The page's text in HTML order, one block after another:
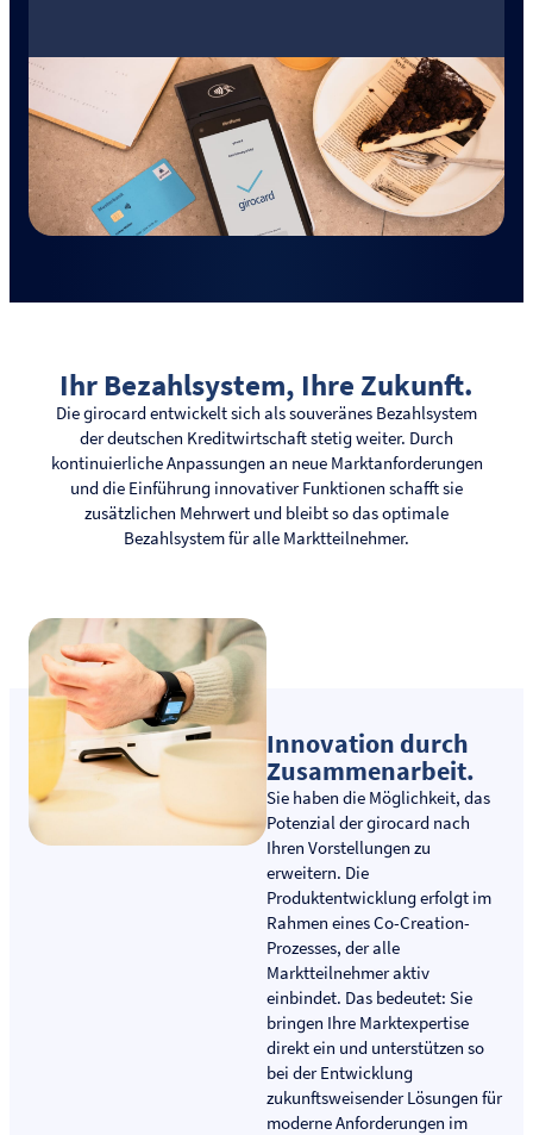
Ihr Bezahlsystem, Ihre Zukunft.
Die girocard entwickelt sich als souveränes Bezahlsystem
der deutschen Kreditwirtschaft stetig weiter. Durch
kontinuierliche Anpassungen an neue Marktanforderungen
und die Einführung innovativer Funktionen schafft sie
zusätzlichen Mehrwert und bleibt so das optimale
Bezahlsystem für alle Marktteilnehmer.
Innovation durch
Zusammenarbeit.
Sie haben die Möglichkeit, das
Potenzial der girocard nach
Ihren Vorstellungen zu
erweitern. Die
Produktentwicklung erfolgt im
Rahmen eines Co-Creation-
Prozesses, der alle
Marktteilnehmer aktiv
einbindet. Das bedeutet: Sie
bringen Ihre Marktexpertise
direkt ein und unterstützen so
bei der Entwicklung
zukunftsweisender Lösungen für
moderne Anforderungen im